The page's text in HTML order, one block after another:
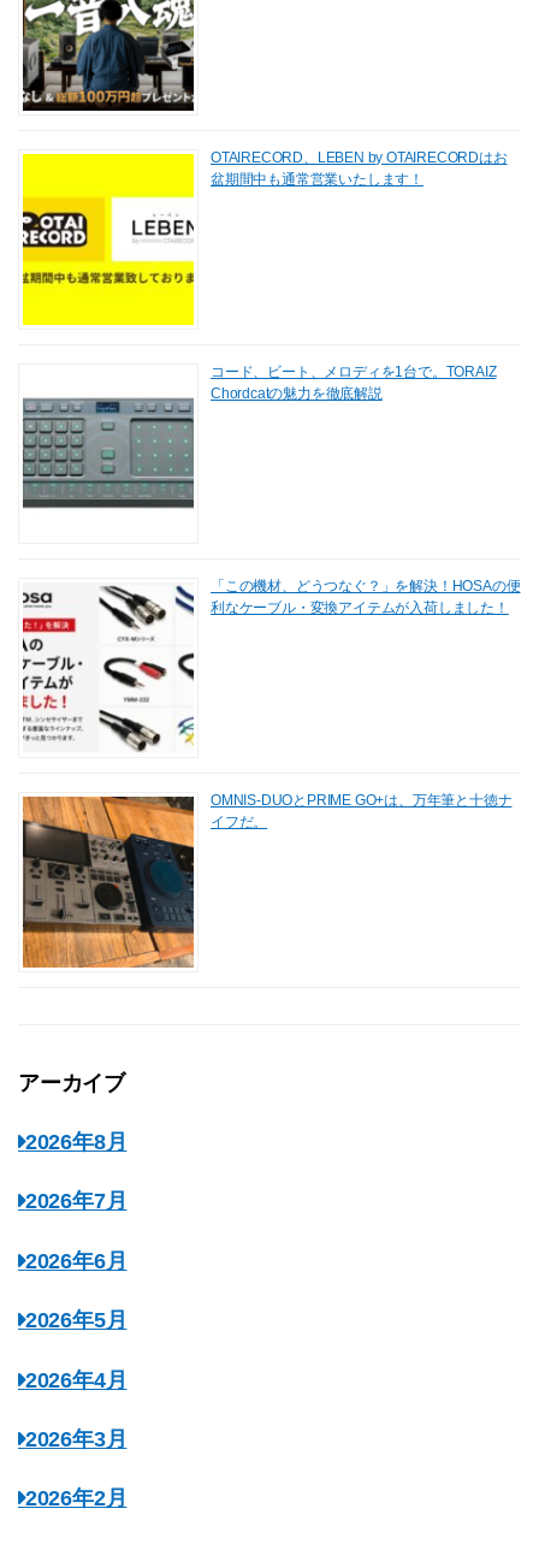
OTAIRECORD、LEBEN by OTAIRECORDはお
盆期間中も通常営業いたします！
コード、ビート、メロディを1台で。TORAIZ
Chordcatの魅力を徹底解説
「この機材、どうつなぐ？」を解決！HOSAの便
利なケーブル・変換アイテムが入荷しました！
OMNIS-DUOとPRIME GO+は、万年筆と十徳ナ
イフだ。
アーカイブ
2026年8月
2026年7月
2026年6月
2026年5月
2026年4月
2026年3月
2026年2月